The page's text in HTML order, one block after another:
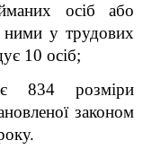
осіб або
ними у трудових
10 осіб;
834 розміри
законом